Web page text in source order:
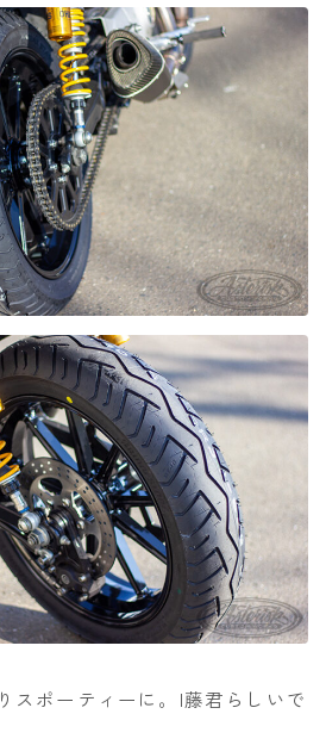
スポーティーに。I藤君らしいで